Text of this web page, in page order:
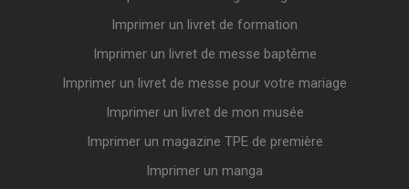
Imprimer un livret de formation
Imprimer un livret de messe baptême
Imprimer un livret de messe pour votre mariage
Imprimer un livret de mon musée
Imprimer un magazine TPE de première
Imprimer un manga